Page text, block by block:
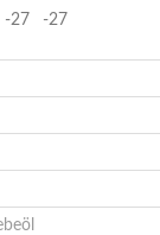
-27 -27